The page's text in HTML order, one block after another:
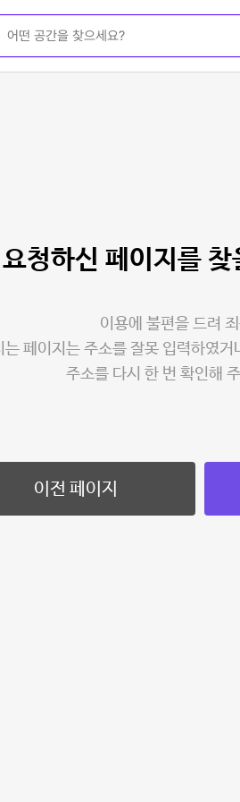
요청하신 페이지를 찾
이용에 불편을 드려
는 페이지는 주소를 잘못 입력하였거
주소를 다시 한 번 확인해
이전 페이지